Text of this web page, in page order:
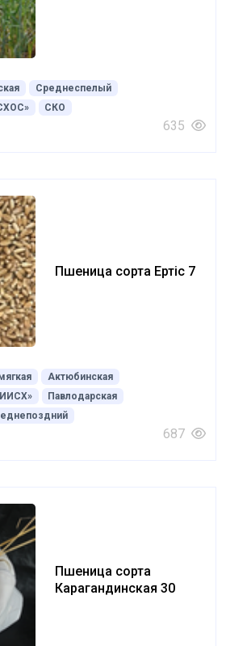
Среднеспелый
СКО
635
Пшеница сорта Ертіс 7
Актюбинская
Павлодарская
687
Пшеница сорта
Карагандинская 30